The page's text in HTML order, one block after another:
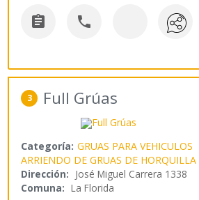
 
3 Full Grúas
Categoría: GRUAS PARA VEHICULOS
ARRIENDO DE GRUAS DE HORQUILLA
Dirección: José Miguel Carrera 1338
Comuna: La Florida